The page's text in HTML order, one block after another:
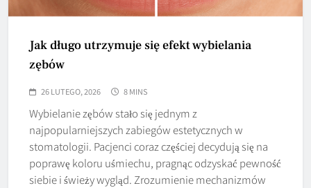
Jak długo utrzymuje się efekt wybielania
zębów
26 LUTEGO, 2026 8 MINS
Wybielanie zębów stało się jednym z
najpopularniejszych zabiegów estetycznych w
stomatologii. Pacjenci coraz częściej decydują się na
poprawę koloru uśmiechu, pragnąc odzyskać pewność
siebie i świeży wygląd. Zrozumienie mechanizmów